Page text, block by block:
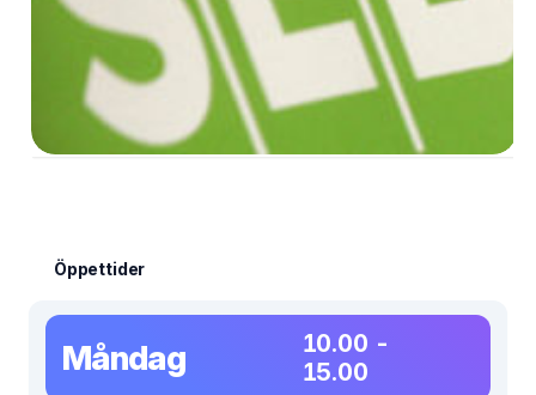
Öppettider
Måndag
10.00 -
15.00